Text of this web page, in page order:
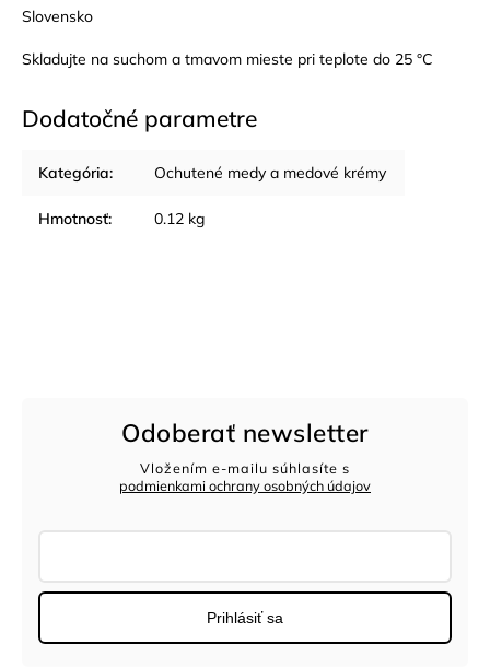
Slovensko
Skladujte na suchom a tmavom mieste pri teplote do 25 °C
Dodatočné parametre
Kategória: Ochutené medy a medové krémy
Hmotnosť: 0.12 kg
Odoberať newsletter
Vložením e-mailu súhlasíte s
podmienkami ochrany osobných údajov
Prihlásiť sa